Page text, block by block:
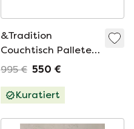
&Tradition
Couchtisch Pallete
JH70 Entwurf
995 € 550 €
Kuratiert